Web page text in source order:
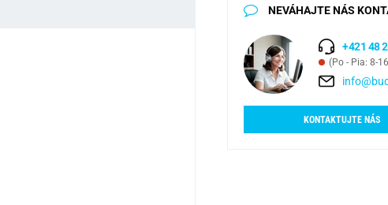
NEVÁHAJTE NÁS
+421 48
(Po - Pia: 8-
KONTAKTUJTE NÁS